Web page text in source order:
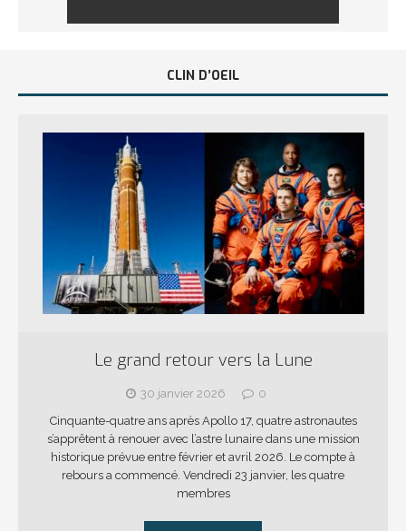
CLIN D’OEIL
Le grand retour vers la Lune
30 janvier 2026
0
Cinquante-quatre ans après Apollo 17, quatre astronautes
s’apprêtent à renouer avec l’astre lunaire dans une mission
historique prévue entre février et avril 2026. Le compte à
rebours a commencé. Vendredi 23 janvier, les quatre
membres